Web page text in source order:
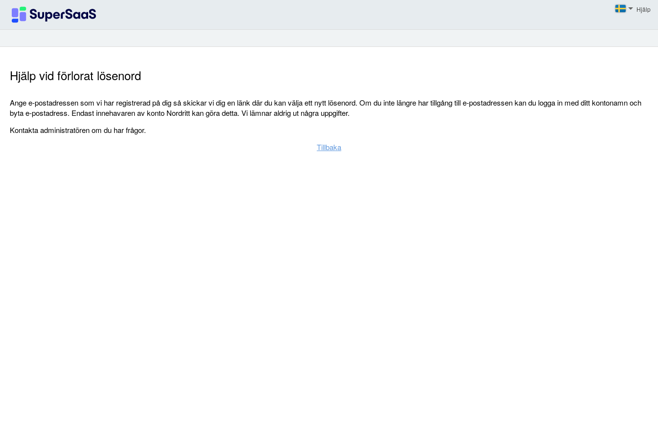
Hjälp
Hjälp vid förlorat lösenord
Ange e-postadressen som vi har registrerad på dig så skickar vi dig en länk där du kan välja ett nytt lösenord. Om du inte längre har tillgång till e-postadressen kan du logga in med ditt kontonamn och
byta e-postadress. Endast innehavaren av konto Nordritt kan göra detta. Vi lämnar aldrig ut några uppgifter.
Kontakta administratören om du har frågor.
Tillbaka